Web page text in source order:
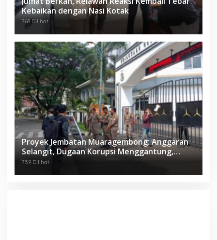
Kebaikan dengan Nasi Kotak
768 Dilihat
Proyek Jembatan Muaragembong: Anggaran
Selangit, Dugaan Korupsi Menggantung,
Mahasiswa Geruduk Kejari Bekasi!
759 Dilihat